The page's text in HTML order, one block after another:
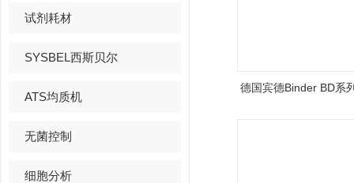
试剂耗材
SYSBEL西斯贝尔
ATS均质机
无菌控制
细胞分析
德国宾德Binder BD系